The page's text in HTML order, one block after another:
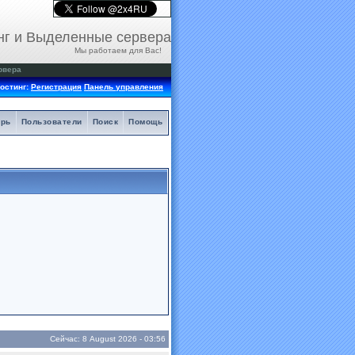
и Выделенные сервера
Мы работаем для Вас!
Регистрация Панель управления
Помощь
Поиск
Пользователи
Сейчас: 8 August 2026 - 03:56